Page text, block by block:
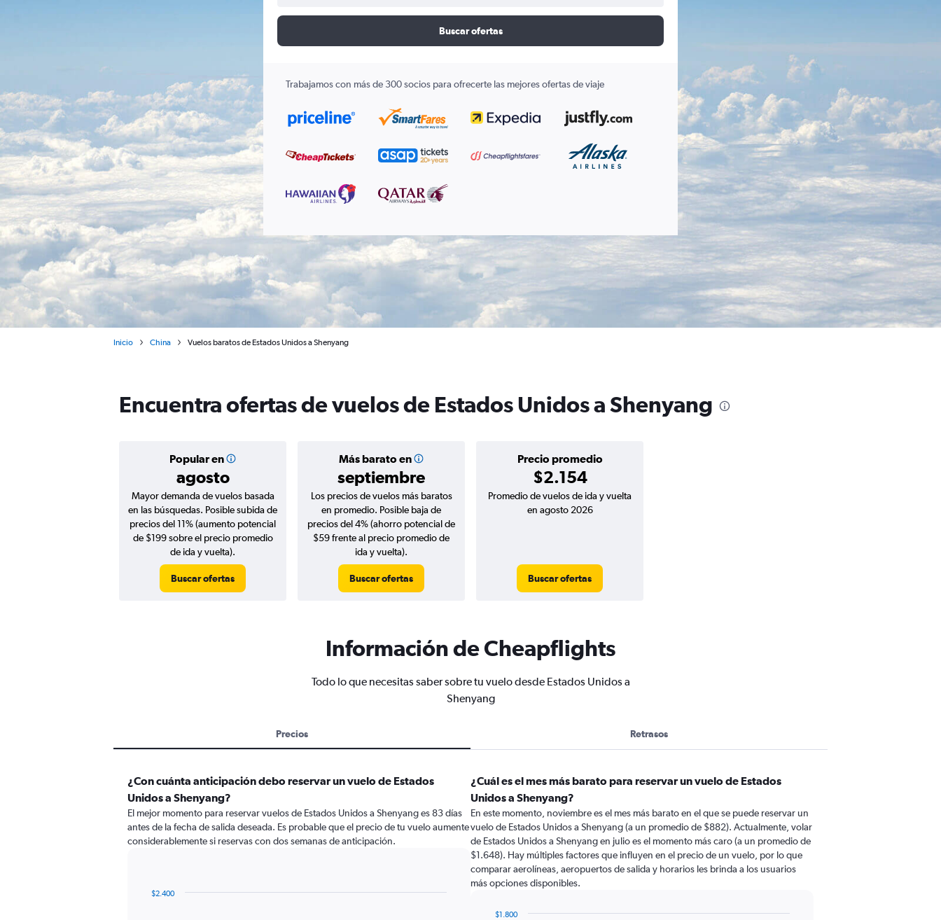
Buscar ofertas
Trabajamos con más de 300 socios para ofrecerte las mejores ofertas de viaje
Inicio China Vuelos baratos de Estados Unidos a Shenyang
Encuentra ofertas de vuelos de Estados Unidos a Shenyang
Popular en
agosto
Más barato en
septiembre
Precio promedio
$2.154
Mayor demanda de vuelos basada
en las búsquedas. Posible subida de
precios del 11% (aumento potencial
de $199 sobre el precio promedio
de ida y vuelta).
Buscar ofertas
Los precios de vuelos más baratos
en promedio. Posible baja de
precios del 4% (ahorro potencial de
$59 frente al precio promedio de
ida y vuelta).
Buscar ofertas
Promedio de vuelos de ida y vuelta
en agosto 2026
Buscar ofertas
Información de Cheapflights
Todo lo que necesitas saber sobre tu vuelo desde Estados Unidos a
Shenyang
Precios Retrasos
¿Con cuánta anticipación debo reservar un vuelo de Estados
Unidos a Shenyang?
El mejor momento para reservar vuelos de Estados Unidos a Shenyang es 83 días
antes de la fecha de salida deseada. Es probable que el precio de tu vuelo aumente
considerablemente si reservas con dos semanas de anticipación.
$2.400
¿Cuál es el mes más barato para reservar un vuelo de Estados
Unidos a Shenyang?
En este momento, noviembre es el mes más barato en el que se puede reservar un
vuelo de Estados Unidos a Shenyang (a un promedio de $882). Actualmente, volar
de Estados Unidos a Shenyang en julio es el momento más caro (a un promedio de
$1.648). Hay múltiples factores que influyen en el precio de un vuelo, por lo que
comparar aerolíneas, aeropuertos de salida y horarios les brinda a los usuarios
más opciones disponibles.
$1.800